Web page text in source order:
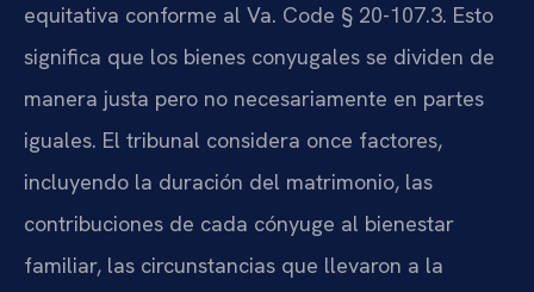
equitativa conforme al Va. Code § 20-107.3. Esto
significa que los bienes conyugales se dividen de
manera justa pero no necesariamente en partes
iguales. El tribunal considera once factores,
incluyendo la duración del matrimonio, las
contribuciones de cada cónyuge al bienestar
familiar, las circunstancias que llevaron a la